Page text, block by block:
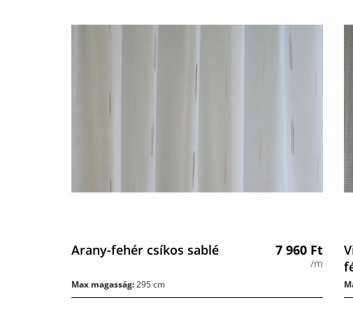
Arany-fehér csíkos sablé 7 960 Ft
/m
Max magasság:295 cm